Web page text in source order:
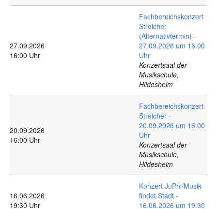
27.09.2026
16:00 Uhr
Fachbereichskonzert
Streicher
(Alternativtermin) -
27.09.2026 um 16.00
Uhr
Konzertsaal der
Musikschule,
Hildesheim
20.09.2026
16:00 Uhr
Fachbereichskonzert
Streicher -
20.09.2026 um 16.00
Uhr
Konzertsaal der
Musikschule,
Hildesheim
16.06.2026
19:30 Uhr
Konzert JuPhi/Musik
findet Stadt -
16.06.2026 um 19.30